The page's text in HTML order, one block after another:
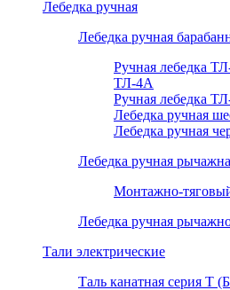
Лебедка ручная
Лебедка ручная
Ручная лебедка
ТЛ-4А
Ручная лебедка
Лебедка ручная
Лебедка ручная
Лебедка ручная
Монтажно-
Лебедка ручная
Тали электрические
Таль канатная серия Т